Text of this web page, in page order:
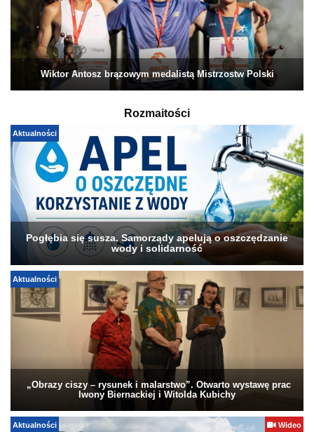
Wiktor Antosz brązowym medalistą Mistrzostw Polski
Rozmaitości
Aktualności
Pogłębia się susza. Samorządy apelują o oszczędzanie
wody i solidarność
Aktualności
„Obrazy ciszy – rysunek i malarstwo”. Otwarto wystawę prac
Iwony Biernackiej i Witolda Kubichy
Aktualności Wideo